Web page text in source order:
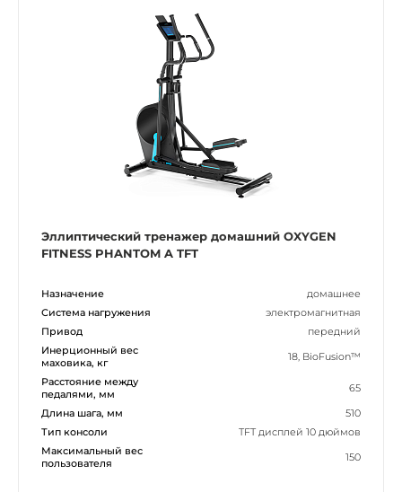
Эллиптический тренажер домашний OXYGEN
FITNESS PHANTOM A TFT
Назначение
домашнее
Система нагружения
электромагнитная
Привод
передний
Инерционный вес
маховика, кг
18, BioFusion™
Расстояние между
педалями, мм
65
Длина шага, мм
510
Тип консоли
TFT дисплей 10 дюймов
Максимальный вес
пользователя
150